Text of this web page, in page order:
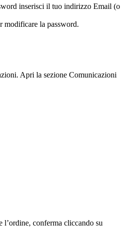
inserisci il tuo indirizzo Email (o
modificare la password.
Apri la sezione Comunicazioni
conferma cliccando su